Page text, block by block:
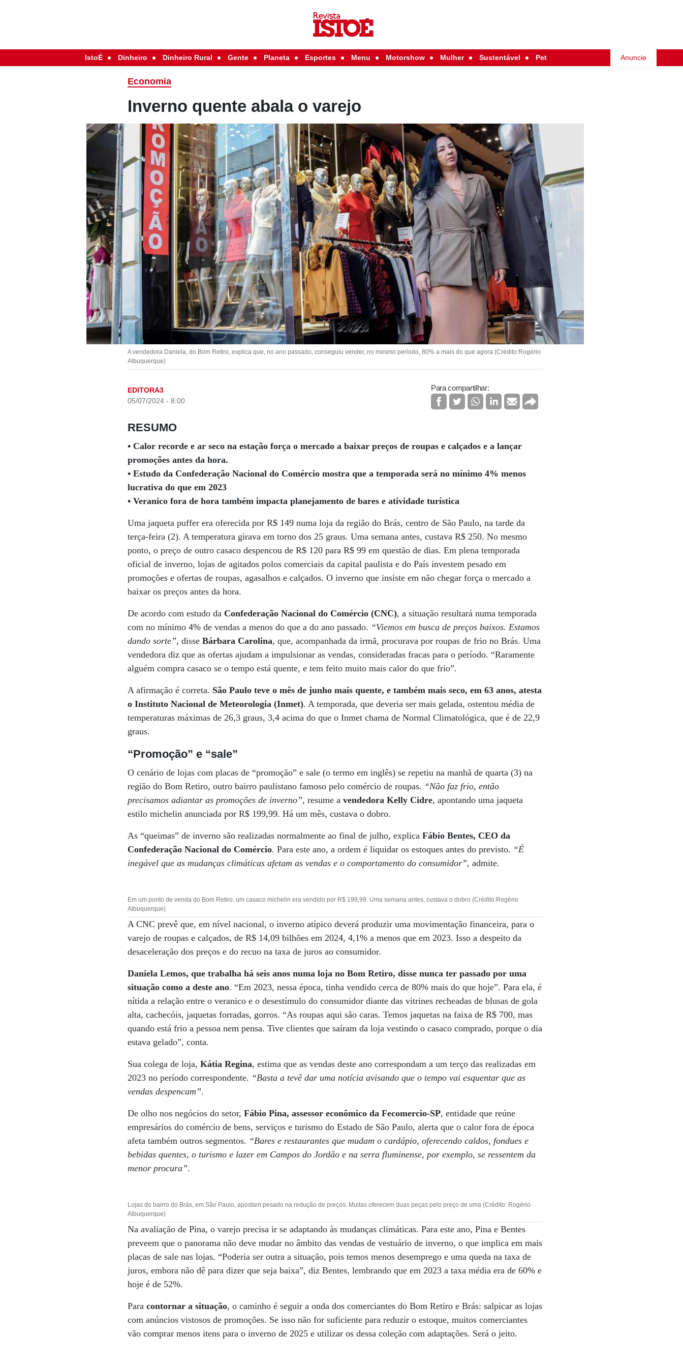
IstoÉ Dinheiro Dinheiro Rural Gente Planeta Esportes Menu Motorshow Mulher Sustentável Pet Anuncie
Economia
Inverno quente abala o varejo
A vendedora Daniela, do Bom Retiro, explica que, no ano passado, conseguiu vender, no mesmo período, 80% a mais do que agora (Crédito:Rogério
Albuquerque)
EDITORA3
05/07/2024 - 8:00
Para compartilhar:
RESUMO
• Calor recorde e ar seco na estação força o mercado a baixar preços de roupas e calçados e a lançar
promoções antes da hora.
• Estudo da Confederação Nacional do Comércio mostra que a temporada será no mínimo 4% menos
lucrativa do que em 2023
• Veranico fora de hora também impacta planejamento de bares e atividade turística
Uma jaqueta puffer era oferecida por R$ 149 numa loja da região do Brás, centro de São Paulo, na tarde da
terça-feira (2). A temperatura girava em torno dos 25 graus. Uma semana antes, custava R$ 250. No mesmo
ponto, o preço de outro casaco despencou de R$ 120 para R$ 99 em questão de dias. Em plena temporada
oficial de inverno, lojas de agitados polos comerciais da capital paulista e do País investem pesado em
promoções e ofertas de roupas, agasalhos e calçados. O inverno que insiste em não chegar força o mercado a
baixar os preços antes da hora.
De acordo com estudo da Confederação Nacional do Comércio (CNC), a situação resultará numa temporada
com no mínimo 4% de vendas a menos do que a do ano passado. “Viemos em busca de preços baixos. Estamos
dando sorte”, disseBárbara Carolina, que, acompanhada da irmã, procurava por roupas de frio no Brás. Uma
vendedora diz que as ofertas ajudam a impulsionar as vendas, consideradas fracas para o período. “Raramente
alguém compra casaco se o tempo está quente, e tem feito muito mais calor do que frio”.
A afirmação é correta. São Paulo teve o mês de junho mais quente, e também mais seco, em 63 anos, atesta
o Instituto Nacional de Meteorologia (Inmet). A temporada, que deveria ser mais gelada, ostentou média de
temperaturas máximas de 26,3 graus, 3,4 acima do que o Inmet chama de Normal Climatológica, que é de 22,9
graus.
“Promoção” e “sale”
O cenário de lojas com placas de “promoção” e sale (o termo em inglês) se repetiu na manhã de quarta (3) na
região do Bom Retiro, outro bairro paulistano famoso pelo comércio de roupas. “Não faz frio, então
precisamos adiantar as promoções de inverno”, resume avendedora Kelly Cidre, apontando uma jaqueta
estilo michelin anunciada por R$ 199,99. Há um mês, custava o dobro.
As “queimas” de inverno são realizadas normalmente ao final de julho, explicaFábio Bentes, CEO da
Confederação Nacional do Comércio. Para este ano, a ordem é liquidar os estoques antes do previsto. “É
inegável que as mudanças climáticas afetam as vendas e o comportamento do consumidor”, admite.
Em um ponto de venda do Bom Retiro, um casaco michelin era vendido por R$ 199,99. Uma semana antes, custava o dobro (Crédito:Rogério
Albuquerque)
A CNC prevê que, em nível nacional, o inverno atípico deverá produzir uma movimentação financeira, para o
varejo de roupas e calçados, de R$ 14,09 bilhões em 2024, 4,1% a menos que em 2023. Isso a despeito da
desaceleração dos preços e do recuo na taxa de juros ao consumidor.
Daniela Lemos, que trabalha há seis anos numa loja no Bom Retiro, disse nunca ter passado por uma
situação como a deste ano. “Em 2023, nessa época, tinha vendido cerca de 80% mais do que hoje”. Para ela, é
nítida a relação entre o veranico e o desestímulo do consumidor diante das vitrines recheadas de blusas de gola
alta, cachecóis, jaquetas forradas, gorros. “As roupas aqui são caras. Temos jaquetas na faixa de R$ 700, mas
quando está frio a pessoa nem pensa. Tive clientes que saíram da loja vestindo o casaco comprado, porque o dia
estava gelado”, conta.
Sua colega de loja,Kátia Regina, estima que as vendas deste ano correspondam a um terço das realizadas em
2023 no período correspondente. “Basta a tevê dar uma notícia avisando que o tempo vai esquentar que as
vendas despencam”.
De olho nos negócios do setor,Fábio Pina, assessor econômico da Fecomercio-SP, entidade que reúne
empresários do comércio de bens, serviços e turismo do Estado de São Paulo, alerta que o calor fora de época
afeta também outros segmentos. “Bares e restaurantes que mudam o cardápio, oferecendo caldos, fondues e
bebidas quentes, o turismo e lazer em Campos do Jordão e na serra fluminense, por exemplo, se ressentem da
menor procura”.
Lojas do bairro do Brás, em São Paulo, apostam pesado na redução de preços. Muitas oferecem duas peças pelo preço de uma (Crédito: Rogério
Albuquerque)
Na avaliação de Pina, o varejo precisa ir se adaptando às mudanças climáticas. Para este ano, Pina e Bentes
preveem que o panorama não deve mudar no âmbito das vendas de vestuário de inverno, o que implica em mais
placas de sale nas lojas. “Poderia ser outra a situação, pois temos menos desemprego e uma queda na taxa de
juros, embora não dê para dizer que seja baixa”, diz Bentes, lembrando que em 2023 a taxa média era de 60% e
hoje é de 52%.
Paracontornar a situação, o caminho é seguir a onda dos comerciantes do Bom Retiro e Brás: salpicar as lojas
com anúncios vistosos de promoções. Se isso não for suficiente para reduzir o estoque, muitos comerciantes
vão comprar menos itens para o inverno de 2025 e utilizar os dessa coleção com adaptações. Será o jeito.